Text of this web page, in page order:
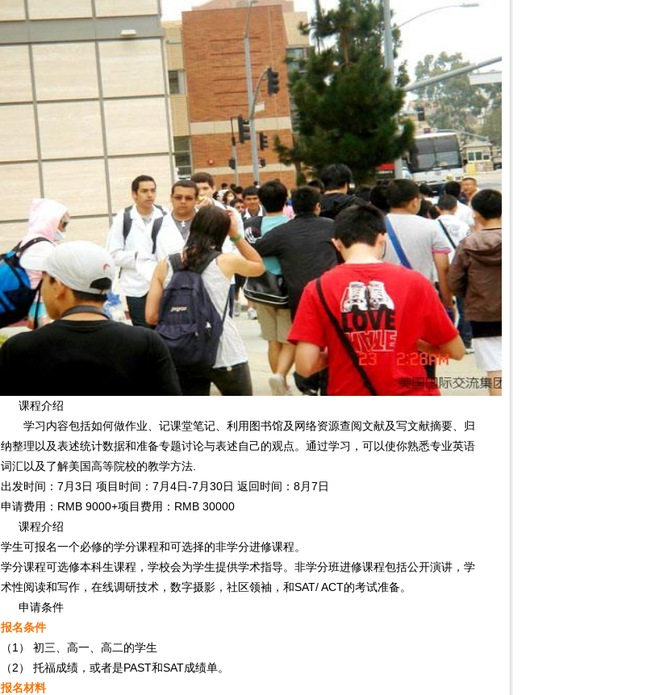
课程介绍
学习内容包括如何做作业、记课堂笔记、利用图书馆及网络资源查阅文献及写文献摘要、归
纳整理以及表述统计数据和准备专题讨论与表述自己的观点。通过学习，可以使你熟悉专业英语
词汇以及了解美国高等院校的教学方法.
出发时间：7月3日 项目时间：7月4日-7月30日 返回时间：8月7日
申请费用：RMB 9000+项目费用：RMB 30000
课程介绍
学生可报名一个必修的学分课程和可选择的非学分进修课程。
学分课程可选修本科生课程，学校会为学生提供学术指导。非学分班进修课程包括公开演讲，学
术性阅读和写作，在线调研技术，数字摄影，社区领袖，和SAT/ ACT的考试准备。
申请条件
报名条件
（1） 初三、高一、高二的学生
（2） 托福成绩，或者是PAST和SAT成绩单。
报名材料